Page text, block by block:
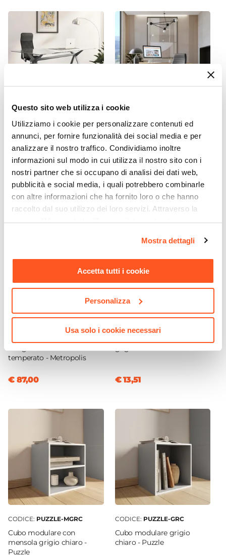
Questo sito web utilizza i cookie
Utilizziamo i cookie per personalizzare contenuti ed
annunci, per fornire funzionalità dei social media e per
analizzare il nostro traffico. Condividiamo inoltre
informazioni sul modo in cui utilizza il nostro sito con i
nostri partner che si occupano di analisi dei dati web,
pubblicità e social media, i quali potrebbero combinarle
con altre informazioni che ha fornito loro o che hanno
raccolto dal suo utilizzo dei loro servizi. Attraverso la
sezione "Mostra dettagli" è possibile gestire le proprie
momento. Per maggiori informazioni si invita a leggere la
nostraCookie Policy.
Mostra dettagli
Accetta tutti i cookie
Personalizza
Usa solo i cookie necessari
Profondità
44 cm
Altezza
72 cm
36 cm
Impilabile
Si
No
Colore Seduta
Grigio
Colore Struttura
Cromo
Caratteristiche
Con ganci bilaterali
Finitura
Assemblato
No
CODICE:MAS18-GR
Scrivania 180x90 cm piano
vetro temperato 10 mm e
Masao XL
€ 218,00
CODICE:SUP-UG
Poltrona da ufficio girevole
in similpelle grigio scuro
€ 85,00
temperato - Metropolis
€ 87,00 € 13,51
CODICE: PUZZLE-MGRC
Cubo modulare con
mensola grigio chiaro -
Puzzle
CODICE: PUZZLE-GRC
Cubo modulare grigio
chiaro - Puzzle